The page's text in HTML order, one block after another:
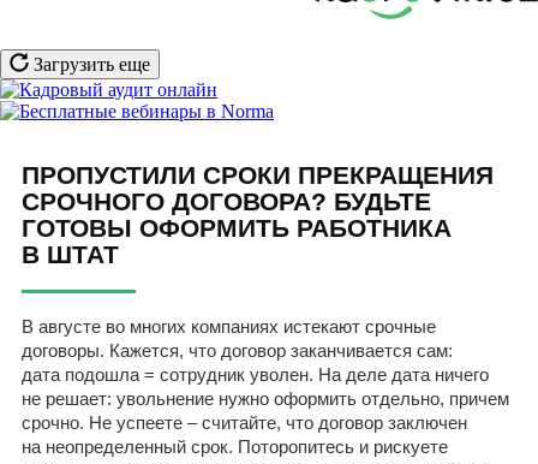
Загрузить еще
ПРОПУСТИЛИ СРОКИ ПРЕКРАЩЕНИЯ
СРОЧНОГО ДОГОВОРА? БУДЬТЕ
ГОТОВЫ ОФОРМИТЬ РАБОТНИКА
В ШТАТ
В августе во многих компаниях истекают срочные
договоры. Кажется, что договор заканчивается сам:
дата подошла = сотрудник уволен. На деле дата ничего
не решает: увольнение нужно оформить отдельно, причем
срочно. Не успеете – считайте, что договор заключен
на неопределенный срок. Поторопитесь и рискуете